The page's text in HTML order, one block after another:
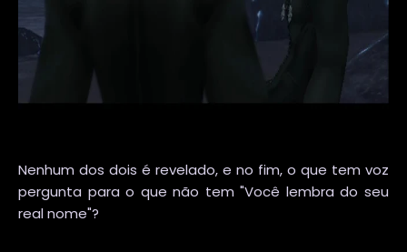
Nenhum dos dois é revelado, e no fim, o que tem voz
pergunta para o que não tem "Você lembra do seu
real nome"?